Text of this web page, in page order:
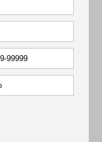
Frete Grátis
Acima de R$ 299